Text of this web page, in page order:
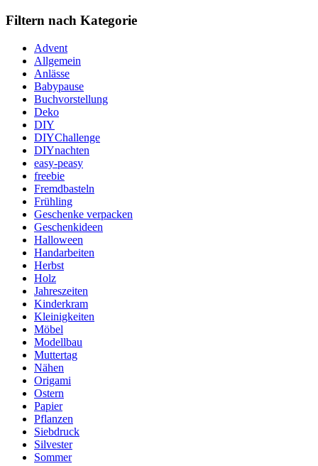
Filtern nach Kategorie
Advent
Allgemein
Anlässe
Babypause
Buchvorstellung
Deko
DIY
DIYChallenge
DIYnachten
easy-peasy
freebie
Fremdbasteln
Frühling
Geschenke verpacken
Geschenkideen
Halloween
Handarbeiten
Herbst
Holz
Jahreszeiten
Kinderkram
Kleinigkeiten
Möbel
Modellbau
Muttertag
Nähen
Origami
Ostern
Papier
Pflanzen
Siebdruck
Silvester
Sommer